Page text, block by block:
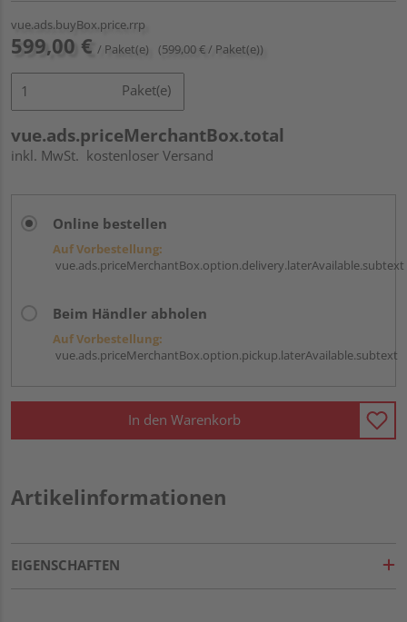
vue.ads.buyBox.price.rrp
599,00 € / Paket(e) (599,00 € / Paket(e))
Paket(e)
vue.ads.priceMerchantBox.total
inkl. MwSt. kostenloser Versand
Online bestellen
Auf Vorbestellung:
vue.ads.priceMerchantBox.option.delivery.laterAvailable.subtext
Beim Händler abholen
Auf Vorbestellung:
vue.ads.priceMerchantBox.option.pickup.laterAvailable.subtext
In den Warenkorb
Artikelinformationen
EIGENSCHAFTEN